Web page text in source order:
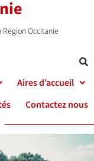
Région Occitanie
Aires d’accueil
Contactez nous